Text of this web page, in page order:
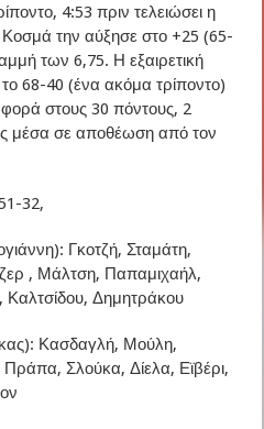
4:53 πριν τελειώσει η
την αύξησε στο +25 (65-
των 6,75. Η εξαιρετική
68-40 (ένα ακόμα τρίποντο)
στους 30 πόντους, 2
μέσα σε αποθέωση από τον
32,
Γκοτζή, Σταμάτη,
, Μάλτση, Παπαμιχαήλ,
Δημητράκου
Κασδαγλή, Μούλη,
Σλούκα, Δίελα, Εϊβέρι,